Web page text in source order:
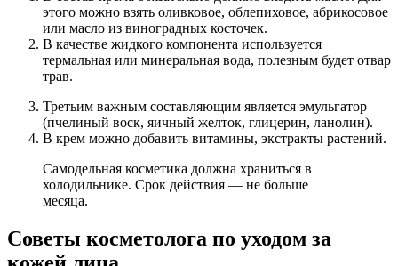
этого можно взять оливковое, облепиховое, абрикосовое
или масло из виноградных косточек.
В качестве жидкого компонента используется
термальная или минеральная вода, полезным будет отвар
трав.
Третьим важным составляющим является эмульгатор
(пчелиный воск, яичный желток, глицерин, ланолин).
В крем можно добавить витамины, экстракты растений.
Самодельная косметика должна храниться в
холодильнике. Срок действия — не больше
месяца.
Советы косметолога по уходом за